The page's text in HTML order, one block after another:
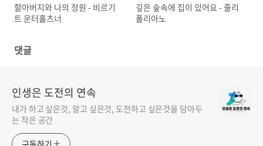
할아버지와 나의 정원 - 비르기
트 운터홀츠너
깊은 숲속에 집이 있어요 - 줄리
폴리아노
댓글
인생은 도전의 연속
내가 하고 싶은것, 알고 싶은것, 도전하고 싶은것을 담아두
는 작은 공간